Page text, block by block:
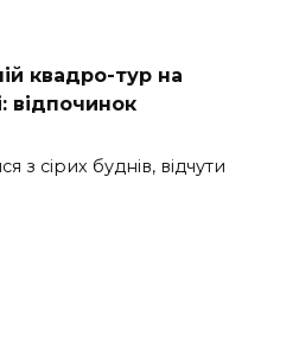
квадро-тур на
відпочинок
з сірих буднів, відчути